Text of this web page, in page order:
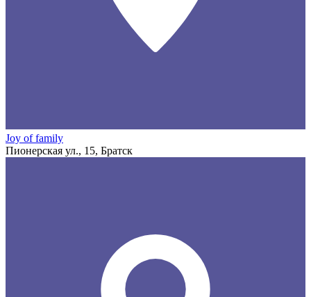
Joy of family
Пионерская ул., 15, Братск